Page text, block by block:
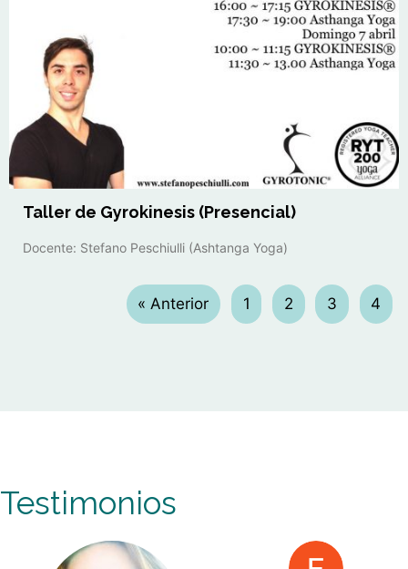
Taller de Gyrokinesis (Presencial)
Docente: Stefano Peschiulli (Ashtanga Yoga)
« Anterior 1 2 3 4
Testimonios